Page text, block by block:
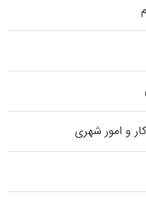
و امور شهری